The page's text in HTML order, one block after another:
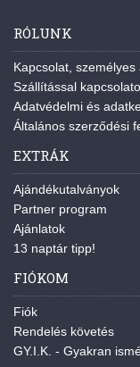
RÓLUNK
Kapcsolat,
Szállítással
Adatvédelmi és
Általános szerződési
EXTRÁK
Ajándékutalványok
Partner program
Ajánlatok
13 naptár tipp!
FIÓKOM
Fiók
Rendelés követés
GY.I.K. - Gyakran